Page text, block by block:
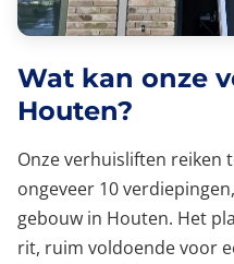
Wat kan onze
Houten?
Onze verhuisliften reiken
ongeveer 10
gebouw in Houten. Het
rit, ruim voldoende voor